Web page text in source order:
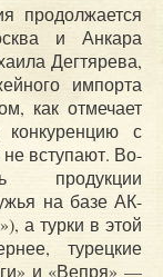
продолжается
и Анкара
Дегтярева,
импорта
как отмечает
с
вступают. Во-
продукции
на базе АК-
а турки в этой
турецкие
и «Вепря» —